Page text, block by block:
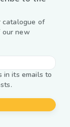
catalogue of
our new
in its emails to